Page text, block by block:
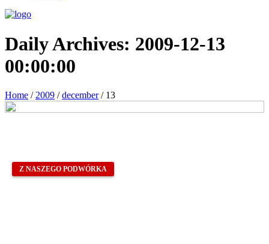
Daily Archives: 2009-12-13
00:00:00
Home / 2009 / december / 13
Z NASZEGO PODWÓRKA